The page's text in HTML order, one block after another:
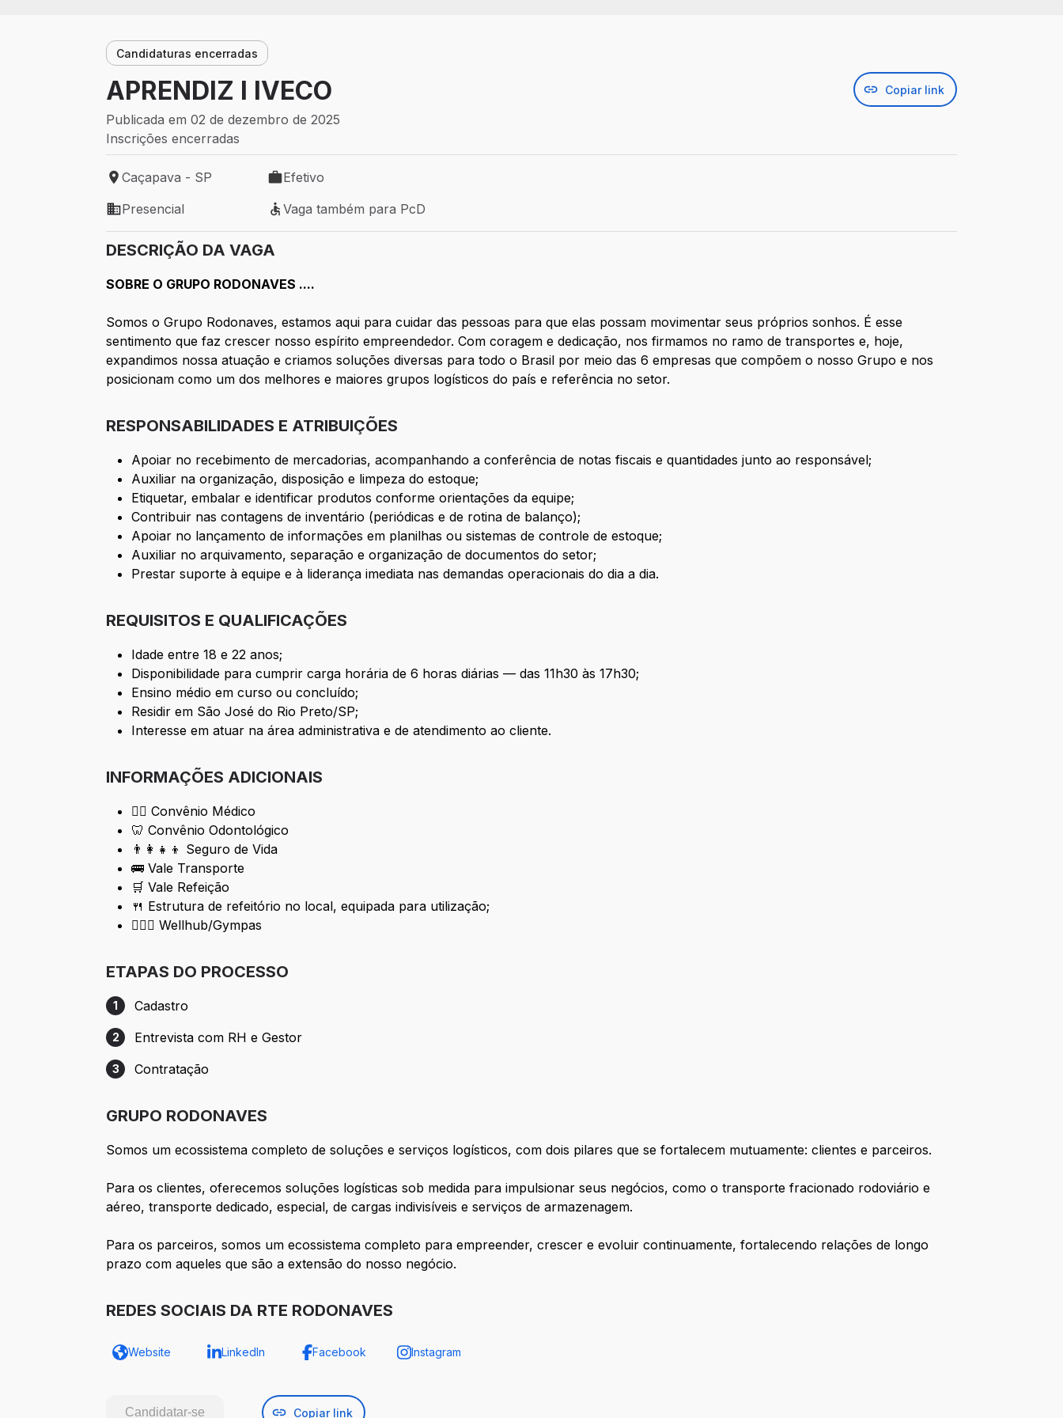
Candidaturas encerradas
APRENDIZ I IVECO Copiar link
Publicada em 02 de dezembro de 2025
Inscrições encerradas
Local de trabalho: Caçapava - SP
Caçapava - SP
Tipo de vaga: Efetivo
Efetivo
Modelo de trabalho: Presencial
Presencial
Vaga também para PcD
Vaga também para PcD
DESCRIÇÃO DA VAGA
SOBRE O GRUPO RODONAVES ....
Somos o Grupo Rodonaves, estamos aqui para cuidar das pessoas para que elas possam movimentar seus próprios sonhos. É esse
sentimento que faz crescer nosso espírito empreendedor. Com coragem e dedicação, nos firmamos no ramo de transportes e, hoje,
expandimos nossa atuação e criamos soluções diversas para todo o Brasil por meio das 6 empresas que compõem o nosso Grupo e nos
posicionam como um dos melhores e maiores grupos logísticos do país e referência no setor.
RESPONSABILIDADES E ATRIBUIÇÕES
Apoiar no recebimento de mercadorias, acompanhando a conferência de notas fiscais e quantidades junto ao responsável;
Auxiliar na organização, disposição e limpeza do estoque;
Etiquetar, embalar e identificar produtos conforme orientações da equipe;
Contribuir nas contagens de inventário (periódicas e de rotina de balanço);
Apoiar no lançamento de informações em planilhas ou sistemas de controle de estoque;
Auxiliar no arquivamento, separação e organização de documentos do setor;
Prestar suporte à equipe e à liderança imediata nas demandas operacionais do dia a dia.
REQUISITOS E QUALIFICAÇÕES
Idade entre 18 e 22 anos;
Disponibilidade para cumprir carga horária de 6 horas diárias — das 11h30 às 17h30;
Ensino médio em curso ou concluído;
Residir em São José do Rio Preto/SP;
Interesse em atuar na área administrativa e de atendimento ao cliente.
INFORMAÇÕES ADICIONAIS
👨‍⚕ Convênio Médico
🦷 Convênio Odontológico
👨‍👩‍👧‍👦 Seguro de Vida
🚌 Vale Transporte
🛒 Vale Refeição
🍴 Estrutura de refeitório no local, equipada para utilização;
🏋🏾‍♀ Wellhub/Gympas
ETAPAS DO PROCESSO
Etapa 1: Cadastro
1 Cadastro
Etapa 2: Entrevista com RH e Gestor
2 Entrevista com RH e Gestor
Etapa 3: Contratação
3 Contratação
GRUPO RODONAVES
Somos um ecossistema completo de soluções e serviços logísticos, com dois pilares que se fortalecem mutuamente: clientes e parceiros.
Para os clientes, oferecemos soluções logísticas sob medida para impulsionar seus negócios, como o transporte fracionado rodoviário e
aéreo, transporte dedicado, especial, de cargas indivisíveis e serviços de armazenagem.
Para os parceiros, somos um ecossistema completo para empreender, crescer e evoluir continuamente, fortalecendo relações de longo
prazo com aqueles que são a extensão do nosso negócio.
REDES SOCIAIS DA RTE RODONAVES
Website LinkedIn Facebook Instagram
Candidatar-se Copiar link